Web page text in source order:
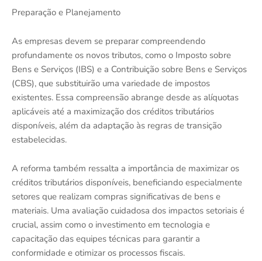
Preparação e Planejamento
As empresas devem se preparar compreendendo
profundamente os novos tributos, como o Imposto sobre
Bens e Serviços (IBS) e a Contribuição sobre Bens e Serviços
(CBS), que substituirão uma variedade de impostos
existentes. Essa compreensão abrange desde as alíquotas
aplicáveis até a maximização dos créditos tributários
disponíveis, além da adaptação às regras de transição
estabelecidas.
A reforma também ressalta a importância de maximizar os
créditos tributários disponíveis, beneficiando especialmente
setores que realizam compras significativas de bens e
materiais. Uma avaliação cuidadosa dos impactos setoriais é
crucial, assim como o investimento em tecnologia e
capacitação das equipes técnicas para garantir a
conformidade e otimizar os processos fiscais.